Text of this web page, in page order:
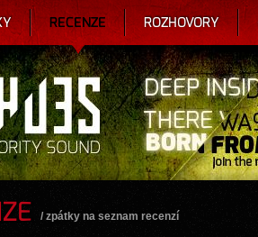
RECENZE ROZHOVORY
/ zpátky na seznam recenzí